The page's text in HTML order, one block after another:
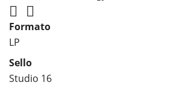
 
Formato
LP
Sello
Studio 16